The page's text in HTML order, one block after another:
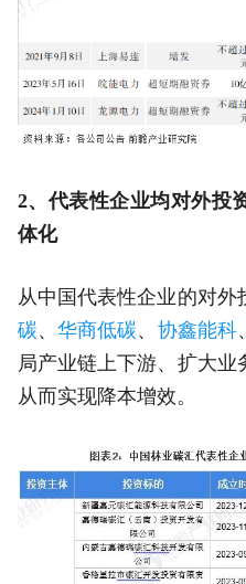
2、代表性企业均对外投
体化
从中国代表性企业的对外
碳、 华商低碳、 协鑫能科
局产业链上下游、扩大业
从而实现降本增效。